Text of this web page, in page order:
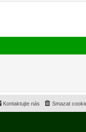
Smazat
Kontaktujte nás